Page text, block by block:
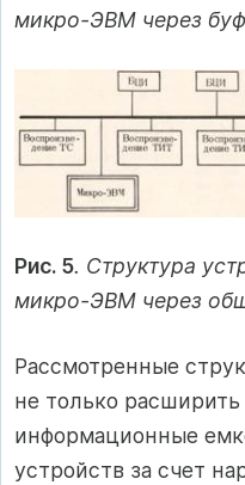
микро-ЭВМ через
Рис. 5. Структура
микро-ЭВМ через
Рассмотренные
не только
информационные
устройств за счет